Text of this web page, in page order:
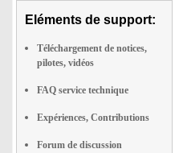
Eléments de support:
Téléchargement de notices,
pilotes, vidéos
FAQ service technique
Expériences, Contributions
Forum de discussion